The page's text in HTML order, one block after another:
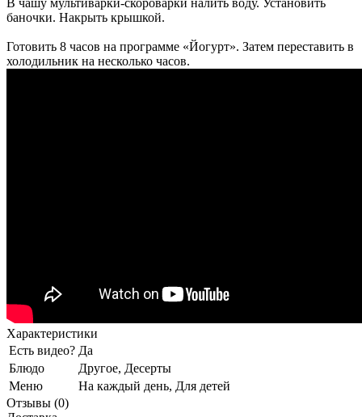
баночки. Накрыть крышкой.
Готовить 8 часов на программе «Йогурт». Затем переставить в
холодильник на несколько часов.
Характеристики
Есть видео? Да
Блюдо
Другое, Десерты
Меню
На каждый день, Для детей
Отзывы (0)